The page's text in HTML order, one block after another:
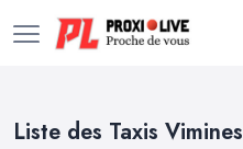
Liste des Taxis Vimines